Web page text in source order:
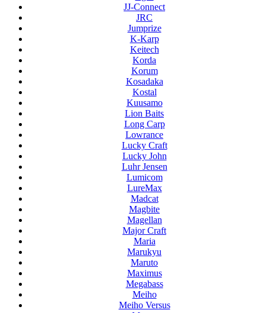
JJ-Connect
JRC
Jumprize
K-Karp
Keitech
Korda
Korum
Kosadaka
Kostal
Kuusamo
Lion Baits
Long Carp
Lowrance
Lucky Craft
Lucky John
Luhr Jensen
Lumicom
LureMax
Madcat
Magbite
Magellan
Major Craft
Maria
Marukyu
Maruto
Maximus
Megabass
Meiho
Meiho Versus